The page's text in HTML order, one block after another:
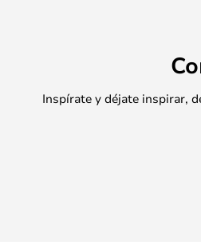
Inspírate y déjate inspirar,